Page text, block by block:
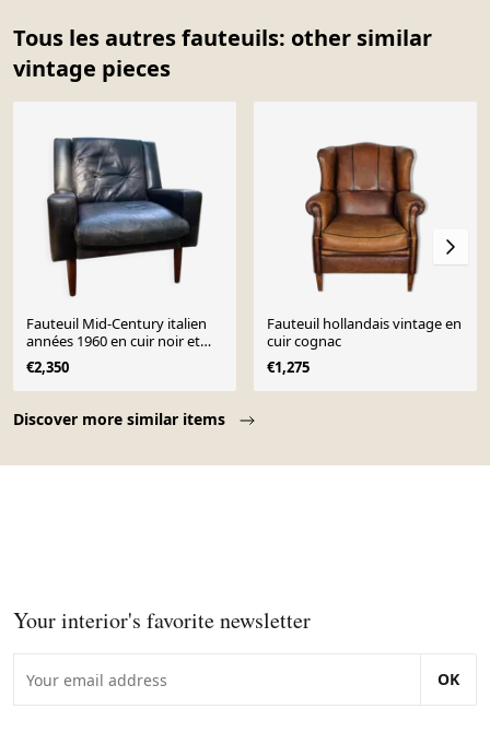
Tous les autres fauteuils: other similar
vintage pieces
Discover more similar items
Fauteuil Mid-Century italien
années 1960 en cuir noir et
bois foncé, dossier capitonné
€2,350
Fauteuil hollandais vintage en
cuir cognac
€1,275
Your interior's favorite newsletter
OK